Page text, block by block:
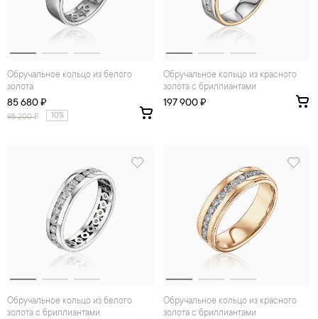
Обручальное кольцо из белого
золота
85 680 ₽
95 200₽ 10%
Обручальное кольцо из красного
золота с бриллиантами
197 900 ₽
Обручальное кольцо из белого
золота с бриллиантами
Обручальное кольцо из красного
золота с бриллиантами